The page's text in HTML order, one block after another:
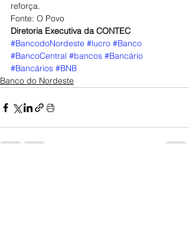
reforça.
Fonte: O Povo
Diretoria Executiva da CONTEC
#BancodoNordeste #lucro #Banco
#BancoCentral #bancos #Bancário
#Bancários #BNB
Banco do Nordeste